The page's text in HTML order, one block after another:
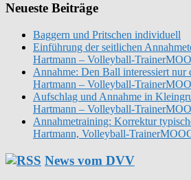
Neueste Beiträge
Baggern und Pritschen individuell
Einführung der seitlichen
Hartmann – Volleyball-
Annahme: Den Ball interessiert nur
Hartmann – Volleyball-
Aufschlag und Annahme in
Hartmann – Volleyball-
Annahmetraining: Korrektur
Hartmann, Volleyball-
News vom DVV